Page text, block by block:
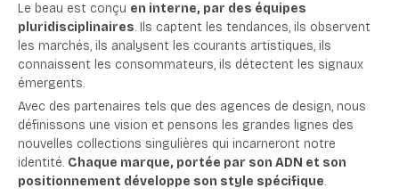
Le beau est conçu en interne, par des équipes
pluridisciplinaires. Ils captent les tendances, ils observent
les marchés, ils analysent les courants artistiques, ils
connaissent les consommateurs, ils détectent les signaux
émergents.
Avec des partenaires tels que des agences de design, nous
définissons une vision et pensons les grandes lignes des
nouvelles collections singulières qui incarneront notre
identité. Chaque marque, portée par son ADN et son
positionnement développe son style spécifique.